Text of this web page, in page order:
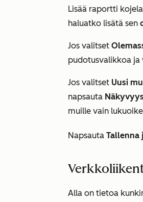
Lisää raportti
haluatko lisätä sen
Jos valitset
pudotusvalikkoa ja
Jos valitset Uusi
napsauta
muille vain
Napsauta Tallenna
Alla on tietoa